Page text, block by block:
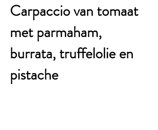
Carpaccio van tomaat
met parmaham,
burrata, truffelolie en
pistache